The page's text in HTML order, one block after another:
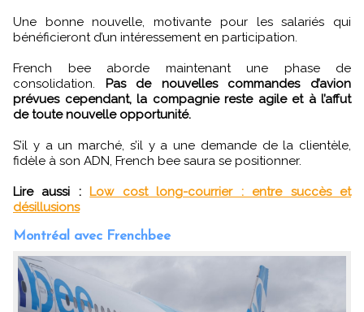
Une bonne nouvelle, motivante pour les salariés qui
bénéficieront d’un intéressement en participation.
French bee aborde maintenant une phase de
consolidation.
Pas de nouvelles commandes d’avion
prévues cependant, la compagnie reste agile et à l’affut
de toute nouvelle opportunité.
S’il y a un marché, s’il y a une demande de la clientèle,
fidèle à son ADN, French bee saura se positionner.
Lire aussi :
Low cost long-courrier : entre succès et
désillusions
Montréal avec Frenchbee